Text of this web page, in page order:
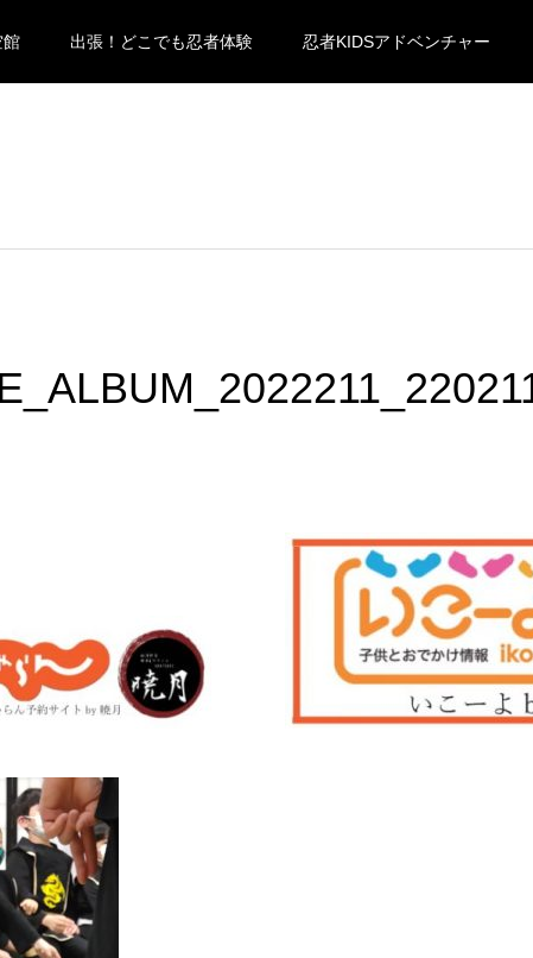
館 出張！どこでも忍者体験 忍者KIDSアドベンチャー